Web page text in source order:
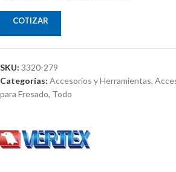
COTIZAR
SKU: 3320-279
Categorías: Accesorios y Herramientas,
para Fresado, Todo